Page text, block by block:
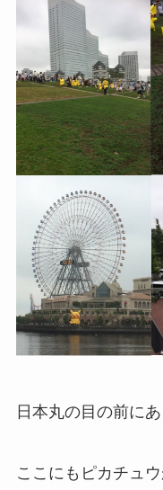
日本丸の目の前に
ここにもピカチュ